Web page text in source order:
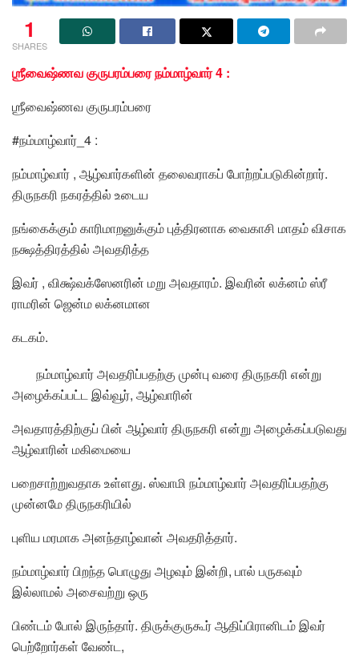
1
SHARES
ஶ்ரீவைஷ்ணவ குருபரம்பரை நம்மாழ்வார் 4 :
ஶ்ரீவைஷ்ணவ குருபரம்பரை
#நம்மாழ்வார்_4 :
நம்மாழ்வார் , ஆழ்வார்களின் தலைவராகப் போற்றப்படுகின்றார்.
திருநகரி நகரத்தில் உடைய
நங்கைக்கும் காரிமாறனுக்கும் புத்திரனாக வைகாசி மாதம் விசாக
நக்ஷத்திரத்தில் அவதரித்த
இவர் , விக்ஷ்வக்ஸேனரின் மறு அவதாரம். இவரின் லக்னம் ஸ்ரீ
ராமரின் ஜென்ம லக்னமான
கடகம்.
நம்மாழ்வார் அவதரிப்பதற்கு முன்பு வரை திருநகரி என்று
அழைக்கப்பட்ட இவ்வூர், ஆழ்வாரின்
அவதாரத்திற்குப் பின் ஆழ்வார் திருநகரி என்று அழைக்கப்படுவது
ஆழ்வாரின் மகிமையை
பறைசாற்றுவதாக உள்ளது. ஸ்வாமி நம்மாழ்வார் அவதரிப்பதற்கு
முன்னமே திருநகரியில்
புளிய மரமாக அனந்தாழ்வான் அவதரித்தார்.
நம்மாழ்வார் பிறந்த பொழுது அழவும் இன்றி, பால் பருகவும்
இல்லாமல் அசைவற்று ஒரு
பிண்டம் போல் இருந்தார். திருக்குருகூர் ஆதிப்பிரானிடம் இவர்
பெற்றோர்கள் வேண்ட,